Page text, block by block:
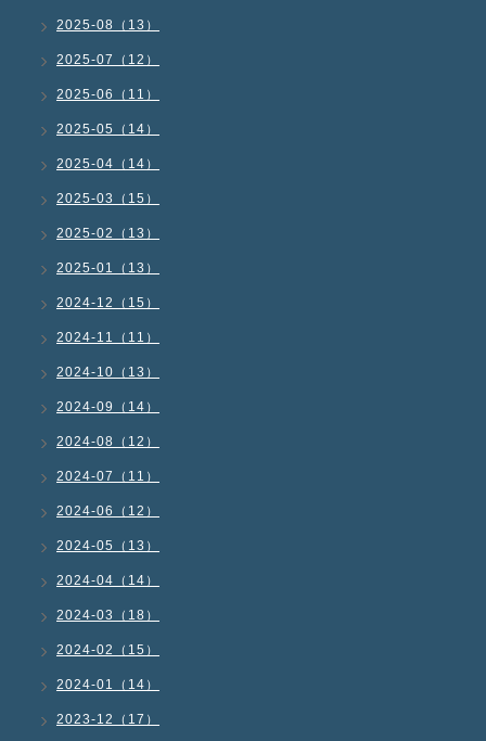
2025-08（13）
2025-07（12）
2025-06（11）
2025-05（14）
2025-04（14）
2025-03（15）
2025-02（13）
2025-01（13）
2024-12（15）
2024-11（11）
2024-10（13）
2024-09（14）
2024-08（12）
2024-07（11）
2024-06（12）
2024-05（13）
2024-04（14）
2024-03（18）
2024-02（15）
2024-01（14）
2023-12（17）